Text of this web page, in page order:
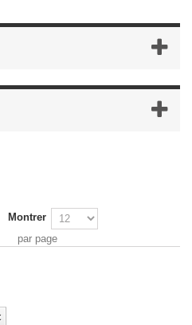
Montrer
par page